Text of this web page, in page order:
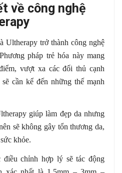
về công nghệ
Ultherapy trở thành công nghệ
pháp trẻ hóa này mang
vượt xa các đối thủ cạnh
cần kể đến những thế mạnh
giúp làm đẹp da nhưng
sẽ không gây tổn thương da,
khỏe.
chỉnh hợp lý sẽ tác động